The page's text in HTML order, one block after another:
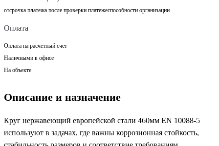
отсрочка платежа после проверки платежеспособности организации
Оплата
Оплата на расчетный счет
Наличными в офисе
На объекте
Описание и назначение
Круг нержавеющий европейской стали 460мм EN 10088-5
используют в задачах, где важны коррозионная стойкость,